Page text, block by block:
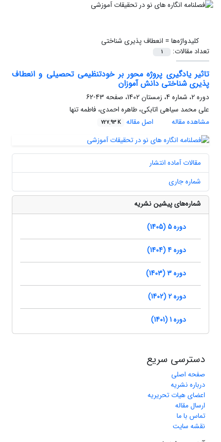
کلیدواژه‌ها = انعطاف پذیری شناختی
تعداد مقالات:
1
تاثیر یادگیری پروژه محور بر خودتنظیمی تحصیلی و انعطاف
پذیری شناختی دانش آموزان
دوره 2، شماره 4، زمستان 1402، صفحه
43-62
علی محمد سیاهی اتابکی، طاهره احمدی، فاطمه تنها
مشاهده مقاله
اصل مقاله 727.93 K
مقالات آماده انتشار
شماره جاری
شماره‌های پیشین نشریه
دوره 5 (1405)
دوره 4 (1404)
دوره 3 (1403)
دوره 2 (1402)
دوره 1 (1401)
دسترسی سریع
صفحه اصلی
درباره نشریه
اعضای هیات تحریریه
ارسال مقاله
تماس با ما
نقشه سایت